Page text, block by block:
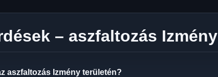
– aszfaltozás Izmény
aszfaltozás Izmény területén?